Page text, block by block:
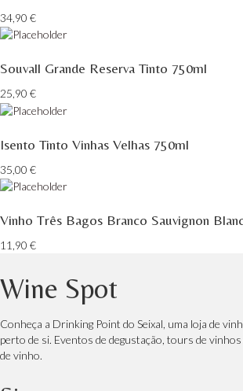
34,90 €
Souvall Grande Reserva Tinto 750ml
25,90 €
Isento Tinto Vinhas Velhas 750ml
35,00 €
Vinho Três Bagos Branco Sauvignon
11,90 €
Wine Spot
Conheça a Drinking Point do Seixal, uma loja de
perto de si. Eventos de degustação, tours de
de vinho.